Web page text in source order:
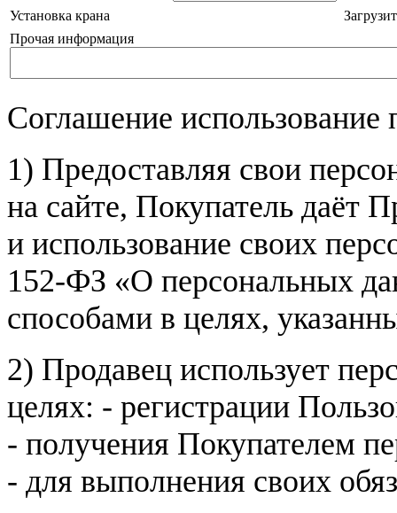
Установка крана
Прочая информация
Соглашение
1) Предоставляя свои
на сайте, Покупатель даёт
и использование своих
152-ФЗ «О персональных
способами в целях,
2) Продавец использует
целях: - регистрации
- получения Покупателем
- для выполнения своих